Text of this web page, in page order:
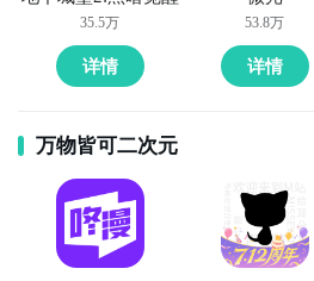
35.5万
详情
53.8万
详情
万物皆可二次元